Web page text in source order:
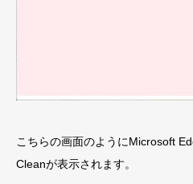
こちらの画面のようにMicrosoft
Cleanが表示されます。